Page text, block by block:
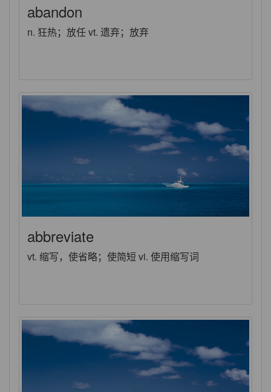
abandon
n. 狂热；放任 vt. 遗弃；放弃
abbreviate
vt. 缩写，使省略；使简短 vi. 使用缩写词